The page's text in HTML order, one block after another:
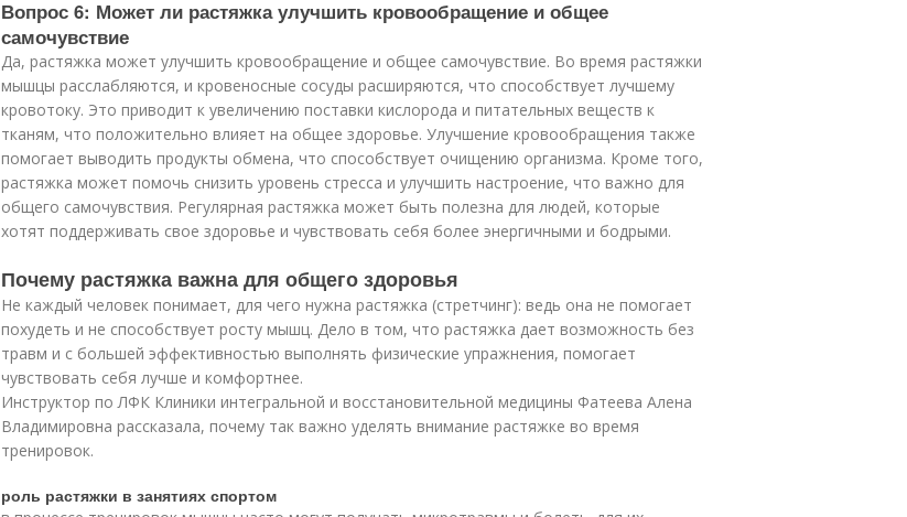
Вопрос 6: Может ли растяжка улучшить кровообращение и общее
самочувствие
Да, растяжка может улучшить кровообращение и общее самочувствие. Во время растяжки
мышцы расслабляются, и кровеносные сосуды расширяются, что способствует лучшему
кровотоку. Это приводит к увеличению поставки кислорода и питательных веществ к
тканям, что положительно влияет на общее здоровье. Улучшение кровообращения также
помогает выводить продукты обмена, что способствует очищению организма. Кроме того,
растяжка может помочь снизить уровень стресса и улучшить настроение, что важно для
общего самочувствия. Регулярная растяжка может быть полезна для людей, которые
хотят поддерживать свое здоровье и чувствовать себя более энергичными и бодрыми.
Почему растяжка важна для общего здоровья
Не каждый человек понимает, для чего нужна растяжка (стретчинг): ведь она не помогает
похудеть и не способствует росту мышц. Дело в том, что растяжка дает возможность без
травм и с большей эффективностью выполнять физические упражнения, помогает
чувствовать себя лучше и комфортнее.
Инструктор по ЛФК Клиники интегральной и восстановительной медицины Фатеева Алена
Владимировна рассказала, почему так важно уделять внимание растяжке во время
тренировок.
роль растяжки в занятиях спортом